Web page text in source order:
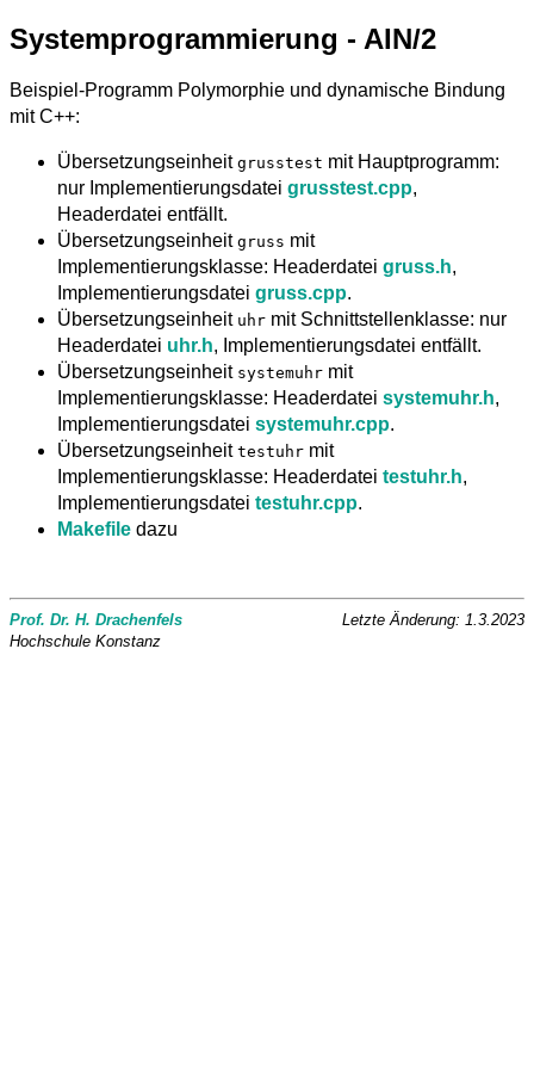
Systemprogrammierung - AIN/2
Beispiel-Programm Polymorphie und dynamische Bindung
mit C++:
Übersetzungseinheit grusstest mit Hauptprogramm:
nur Implementierungsdatei grusstest.cpp,
Headerdatei entfällt.
Übersetzungseinheit gruss mit
Implementierungsklasse: Headerdatei gruss.h,
Implementierungsdatei gruss.cpp.
Übersetzungseinheit uhr mit Schnittstellenklasse: nur
Headerdatei uhr.h, Implementierungsdatei entfällt.
Übersetzungseinheit systemuhr mit
Implementierungsklasse: Headerdatei systemuhr.h,
Implementierungsdatei systemuhr.cpp.
Übersetzungseinheit testuhr mit
Implementierungsklasse: Headerdatei testuhr.h,
Implementierungsdatei testuhr.cpp.
Makefile dazu
Prof. Dr. H. Drachenfels
Hochschule Konstanz
Letzte Änderung: 1.3.2023